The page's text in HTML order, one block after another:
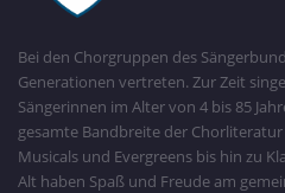
Bei den Chorgruppen des
Generationen vertreten. Zur Zeit
Sängerinnen im Alter von 4 bis 85
gesamte Bandbreite der
Musicals und Evergreens bis hin zu
Alt haben Spaß und Freude am